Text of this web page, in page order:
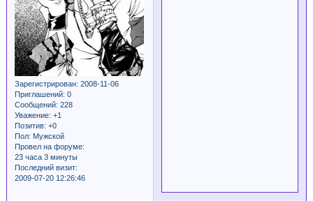
Зарегистрирован: 2008-11-06
Приглашений: 0
Сообщений: 228
Уважение: +1
Позитив: +0
Пол: Мужской
Провел на форуме:
23 часа 3 минуты
Последний визит:
2009-07-20 12:26:46